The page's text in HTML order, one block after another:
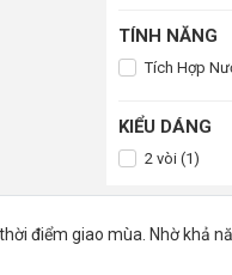
TÍNH NĂNG
Tích Hợp
KIỂU DÁNG
2 vòi (1)
điểm giao mùa. Nhờ khả